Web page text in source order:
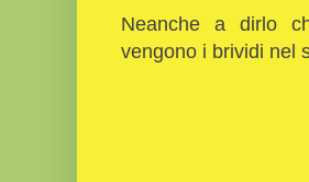
Neanche a dirlo
vengono i brividi nel